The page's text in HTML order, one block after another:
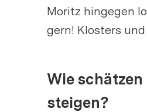
Moritz hingegen
gern! Klosters
Wie
steigen?